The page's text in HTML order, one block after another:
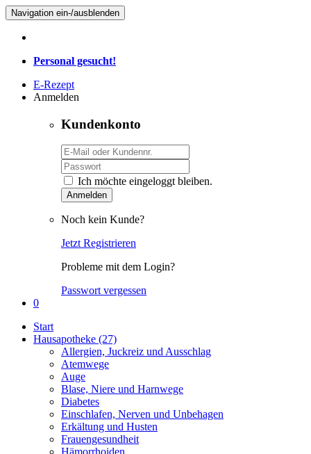
Navigation ein-/ausblenden
Personal gesucht!
E-Rezept
Anmelden
Kundenkonto
Ich möchte eingeloggt bleiben.
Anmelden
Noch kein Kunde?
Jetzt Registrieren
Probleme mit dem Login?
Passwort vergessen
0
Start
Hausapotheke (27)
Allergien, Juckreiz und Ausschlag
Atemwege
Auge
Blase, Niere und Harnwege
Diabetes
Einschlafen, Nerven und Unbehagen
Erkältung und Husten
Frauengesundheit